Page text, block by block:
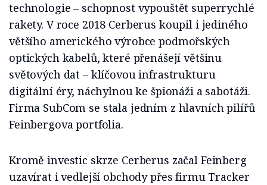
technologie – schopnost vypouštět superrychlé
rakety. V roce 2018 Cerberus koupil i jediného
většího amerického výrobce podmořských
optických kabelů, které přenášejí většinu
světových dat – klíčovou infrastrukturu
digitální éry, náchylnou ke špionáži a sabotáži.
Firma SubCom se stala jedním z hlavních pilířů
Feinbergova portfolia.
Kromě investic skrze Cerberus začal Feinberg
uzavírat i vedlejší obchody přes firmu Tracker